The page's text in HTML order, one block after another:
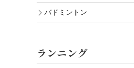
バドミントン
ランニング